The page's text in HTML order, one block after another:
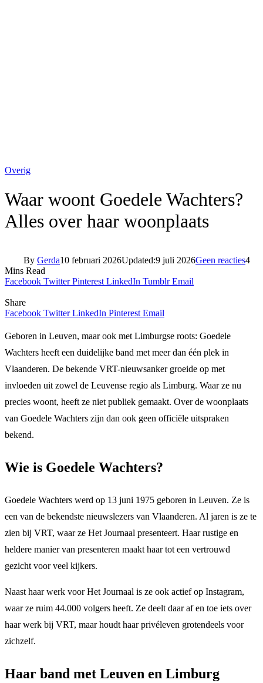
Overig
Waar woont Goedele Wachters?
Alles over haar woonplaats
By Gerda10 februari 2026Updated:9 juli 2026Geen reacties4
Mins Read
Facebook Twitter Pinterest LinkedIn Tumblr Email
Share
Facebook Twitter LinkedIn Pinterest Email
Geboren in Leuven, maar ook met Limburgse roots: Goedele
Wachters heeft een duidelijke band met meer dan één plek in
Vlaanderen. De bekende VRT-nieuwsanker groeide op met
invloeden uit zowel de Leuvense regio als Limburg. Waar ze nu
precies woont, heeft ze niet publiek gemaakt. Over de woonplaats
van Goedele Wachters zijn dan ook geen officiële uitspraken
bekend.
Wie is Goedele Wachters?
Goedele Wachters werd op 13 juni 1975 geboren in Leuven. Ze is
een van de bekendste nieuwslezers van Vlaanderen. Al jaren is ze te
zien bij VRT, waar ze Het Journaal presenteert. Haar rustige en
heldere manier van presenteren maakt haar tot een vertrouwd
gezicht voor veel kijkers.
Naast haar werk voor Het Journaal is ze ook actief op Instagram,
waar ze ruim 44.000 volgers heeft. Ze deelt daar af en toe iets over
haar werk bij VRT, maar houdt haar privéleven grotendeels voor
zichzelf.
Haar band met Leuven en Limburg